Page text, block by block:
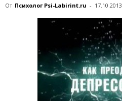
От Психолог Psi-Labirint.ru - 17.10.2013